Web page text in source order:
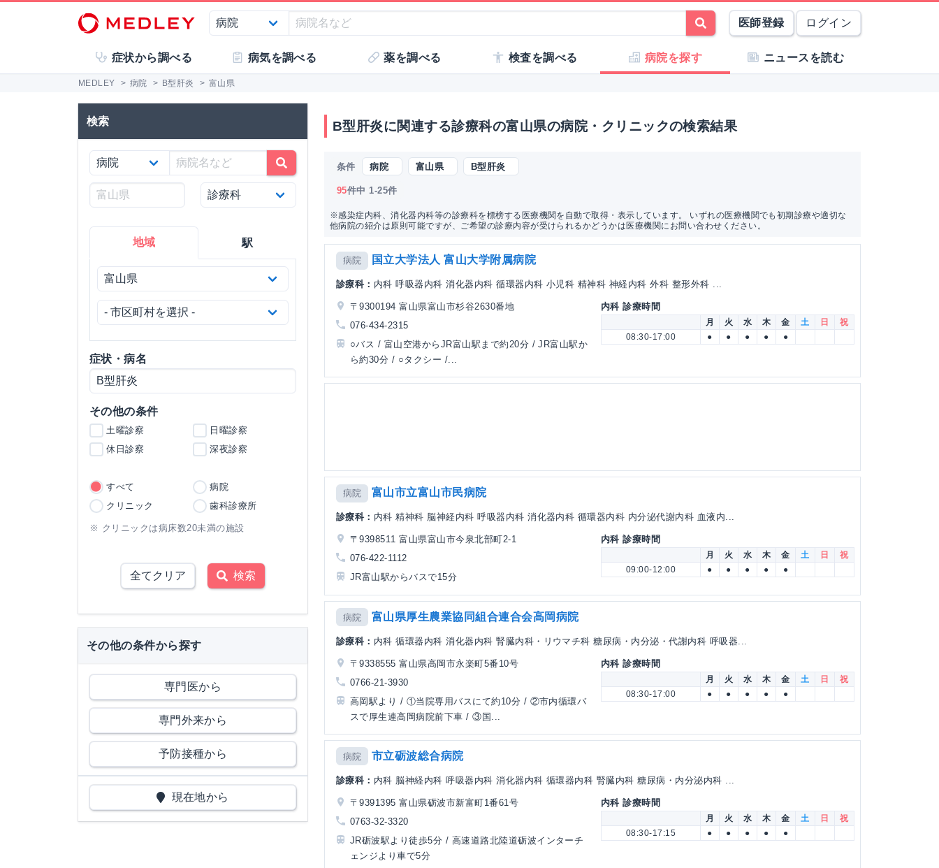
医師登録 ログイン
症状から調べる 病気を調べる 薬を調べる 検査を調べる 病院を探す ニュースを読む
MEDLEY > 病院 > B型肝炎 > 富山県
検索
地域 駅
症状・病名
その他の条件
土曜診察
日曜診察
休日診察
深夜診察
すべて
病院
クリニック
歯科診療所
※ クリニックは病床数20未満の施設
全てクリア 検索
その他の条件から探す
専門医から
専門外来から
予防接種から
現在地から
B型肝炎に関連する診療科の富山県の病院・クリニックの検索結果
条件 病院 富山県 B型肝炎
95件中 1-25件
※感染症内科、消化器内科等の診療科を標榜する医療機関を自動で取得・表示しています。 いずれの医療機関でも初期診療や適切な
他病院の紹介は原則可能ですが、ご希望の診療内容が受けられるかどうかは医療機関にお問い合わせください。
病院 国立大学法人 富山大学附属病院
診療科： 内科 呼吸器内科 消化器内科 循環器内科 小児科 精神科 神経内科 外科 整形外科 ...
〒9300194 富山県富山市杉谷2630番地
076-434-2315
○バス / 富山空港からJR富山駅まで約20分 / JR富山駅か
ら約30分 / ○タクシー /...
内科 診療時間
月 火 水 木 金 土 日
祝
08:30-17:00
● ● ● ● ●
病院 富山市立富山市民病院
診療科： 内科 精神科 脳神経内科 呼吸器内科 消化器内科 循環器内科 内分泌代謝内科 血液内...
〒9398511 富山県富山市今泉北部町2-1
076-422-1112
JR富山駅からバスで15分
内科 診療時間
月 火 水 木 金 土 日
祝
09:00-12:00
● ● ● ● ●
病院 富山県厚生農業協同組合連合会高岡病院
診療科： 内科 循環器内科 消化器内科 腎臓内科・リウマチ科 糖尿病・内分泌・代謝内科 呼吸器...
〒9338555 富山県高岡市永楽町5番10号
0766-21-3930
高岡駅より / ①当院専用バスにて約10分 / ②市内循環バ
スで厚生連高岡病院前下車 / ③国...
内科 診療時間
月 火 水 木 金 土 日
祝
08:30-17:00
● ● ● ● ●
病院 市立砺波総合病院
診療科： 内科 脳神経内科 呼吸器内科 消化器内科 循環器内科 腎臓内科 糖尿病・内分泌内科 ...
〒9391395 富山県砺波市新富町1番61号
0763-32-3320
JR砺波駅より徒歩5分 / 高速道路北陸道砺波インターチ
ェンジより車で5分
内科 診療時間
月 火 水 木 金 土 日
祝
08:30-17:15
● ● ● ● ●